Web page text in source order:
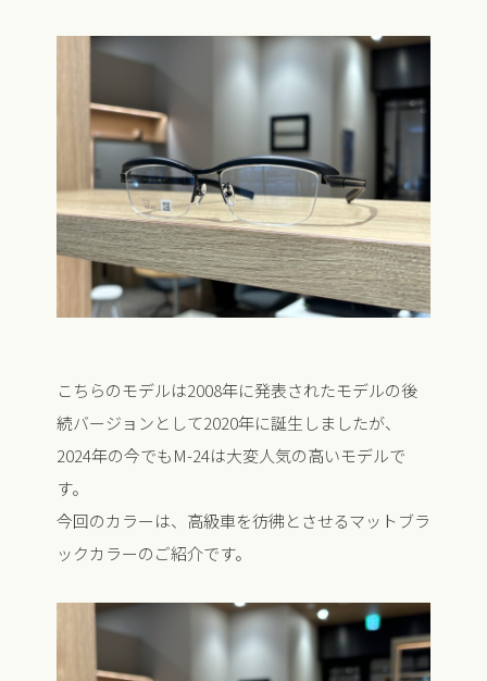
こちらのモデルは2008年に発表されたモデルの後
続バージョンとして2020年に誕生しましたが、
2024年の今でもM-24は大変人気の高いモデルで
す。
今回のカラーは、高級車を彷彿とさせるマットブラ
ックカラーのご紹介です。